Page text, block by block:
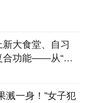
大食堂、自习
合功能——从“客
溅一身！”女子犯